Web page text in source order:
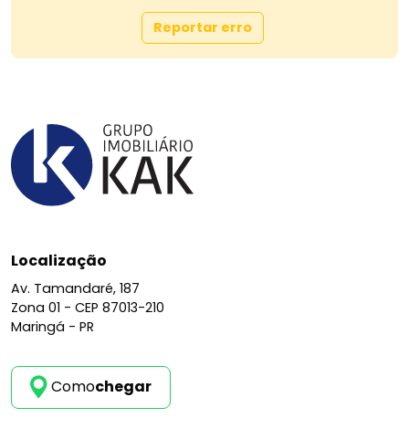
Valores de locação:
Aluguel: R$ 1.600,00
Desconto: R$ 100,00 durante 6 meses
Observação:
O VALOR DE CONDOMÍNIO MENCIONADO NO
ANÚNCIO É UM VALOR APROXIMADO, ESSE VALOR DEVE
SER CONFIRMADO COM O SEU EMISSOR. OS
CONDOMÍNIOS PODEM COBRAR TAXAS DE ENTRADA E
ADMINISTRADORA OS VALORES.
Locação facilitada com análise de cadastro!
Envie sua documentação sem compromisso e
receba um retorno rápido e descomplicado.
Telefone: (44) 3023-5910
WhatsApp: (44) 98803-4531
Instagram: @agil_imoveis | @aluggar |
Reportar erro
Localização
Av. Tamandaré, 187
Zona 01 - CEP 87013-210
Maringá - PR
Comochegar